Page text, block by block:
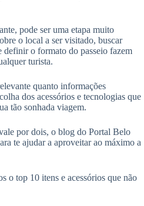
pode ser uma etapa muito
o local a ser visitado, buscar
definir o formato do passeio fazem
turista.
quanto informações
dos acessórios e tecnologias que
tão sonhada viagem.
por dois, o blog do Portal Belo
te ajudar a aproveitar ao máximo a
o top 10 itens e acessórios que não